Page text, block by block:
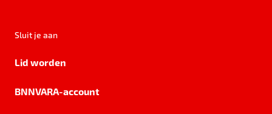
Sluit je aan
Lid worden
BNNVARA-account